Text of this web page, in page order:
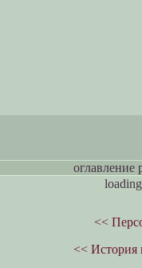
оглавление
<<
<< История